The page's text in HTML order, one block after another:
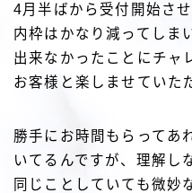
4月半ばから受付開始さ
内枠はかなり減ってしま
出来なかったことにチャ
お客様と楽しませていた
勝手にお時間もらってあ
いてるんですが、理解し
同じことしていても微妙